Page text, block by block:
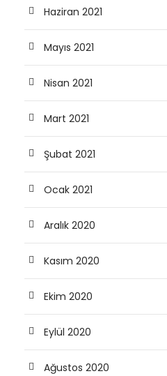
Haziran 2021
Mayıs 2021
Nisan 2021
Mart 2021
Şubat 2021
Ocak 2021
Aralık 2020
Kasım 2020
Ekim 2020
Eylül 2020
Ağustos 2020